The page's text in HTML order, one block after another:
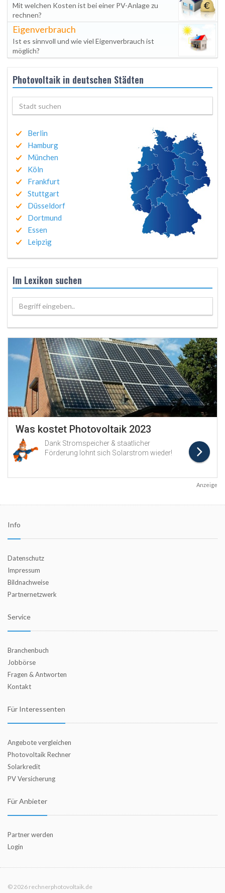
Mit welchen Kosten ist bei einer PV-Anlage zu
rechnen?
Eigenverbrauch
Ist es sinnvoll und wie viel Eigenverbrauch ist
möglich?
Photovoltaik in deutschen Städten
Berlin
Hamburg
München
Köln
Frankfurt
Stuttgart
Düsseldorf
Dortmund
Essen
Leipzig
Im Lexikon suchen
Begriff eingeben..
Anzeige
Info
Datenschutz
Impressum
Bildnachweise
Partnernetzwerk
Service
Branchenbuch
Jobbörse
Fragen & Antworten
Kontakt
Für Interessenten
Angebote vergleichen
Photovoltaik Rechner
Solarkredit
PV Versicherung
Für Anbieter
Partner werden
Login
© 2026 rechnerphotovoltaik.de